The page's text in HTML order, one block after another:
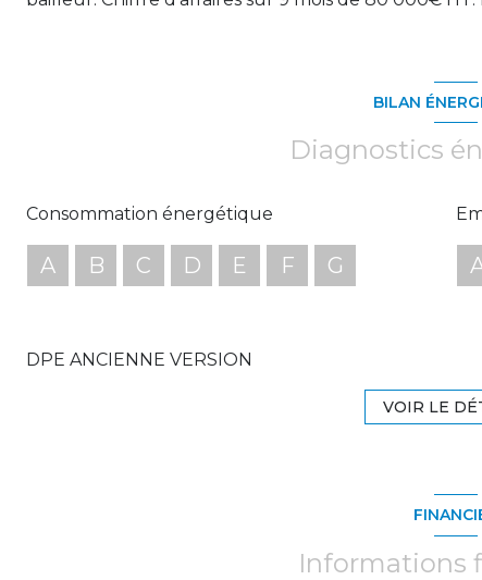
BILAN
Diagnostics
Consommation énergétique
A B C D E F G
DPE ANCIENNE VERSION
VOIR LE
Informations